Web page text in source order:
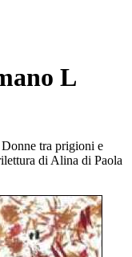
L
tra prigioni e
di Alina di Paola